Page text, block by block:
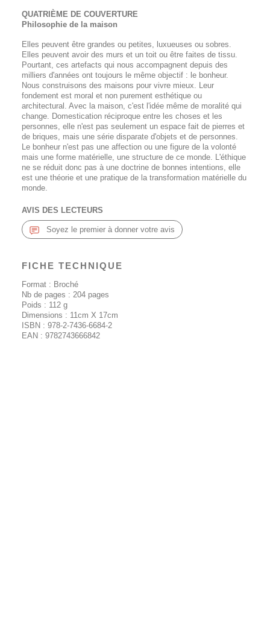
QUATRIÈME DE COUVERTURE
Philosophie de la maison
Elles peuvent être grandes ou petites, luxueuses ou sobres.
Elles peuvent avoir des murs et un toit ou être faites de tissu.
Pourtant, ces artefacts qui nous accompagnent depuis des
milliers d'années ont toujours le même objectif : le bonheur.
Nous construisons des maisons pour vivre mieux. Leur
fondement est moral et non purement esthétique ou
architectural. Avec la maison, c'est l'idée même de moralité qui
change. Domestication réciproque entre les choses et les
personnes, elle n'est pas seulement un espace fait de pierres et
de briques, mais une série disparate d'objets et de personnes.
Le bonheur n'est pas une affection ou une figure de la volonté
mais une forme matérielle, une structure de ce monde. L'éthique
ne se réduit donc pas à une doctrine de bonnes intentions, elle
est une théorie et une pratique de la transformation matérielle du
monde.
AVIS DES LECTEURS
Soyez le premier à donner votre avis
FICHE TECHNIQUE
Format : Broché
Nb de pages : 204 pages
Poids : 112 g
Dimensions : 11cm X 17cm
ISBN : 978-2-7436-6684-2
EAN : 9782743666842